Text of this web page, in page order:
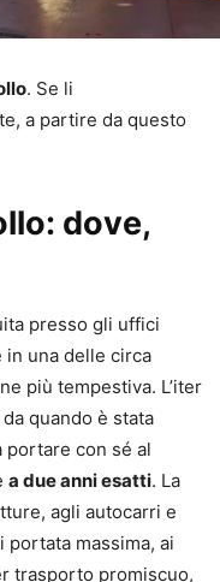
. Se li
a partire da questo
dove,
presso gli uffici
in una delle circa
più tempestiva. L’iter
da quando è stata
portare con sé al
a due anni esatti. La
agli autocarri e
portata massima, ai
trasporto promiscuo,